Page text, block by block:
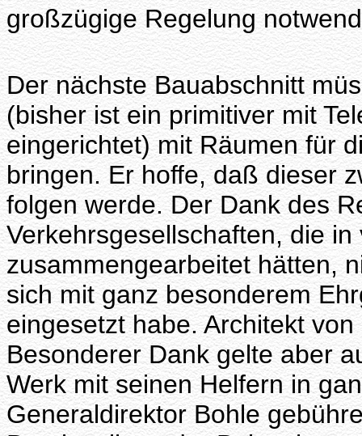
großzügige Regelung
Der nächste Bauabschnitt
(bisher ist ein primitiver mit
eingerichtet) mit Räumen für
bringen. Er hoffe, daß dieser
folgen werde. Der Dank des
Verkehrsgesellschaften, die
zusammengearbeitet hätten,
sich mit ganz besonderem
eingesetzt habe. Architekt
Besonderer Dank gelte aber
Werk mit seinen Helfern in
Generaldirektor Bohle